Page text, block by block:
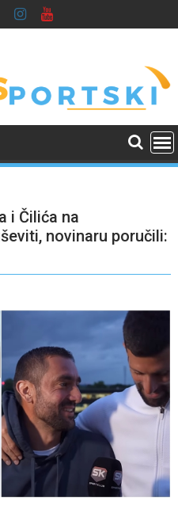
i Čilića na
novinaru poručili: